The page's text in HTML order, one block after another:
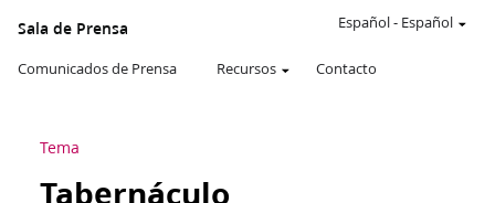
Sala de Prensa
Comunicados de Prensa Recursos Contacto
Español- Español
Tema
Tabernáculo